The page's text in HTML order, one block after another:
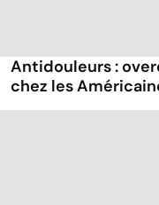
Antidouleurs :
chez les